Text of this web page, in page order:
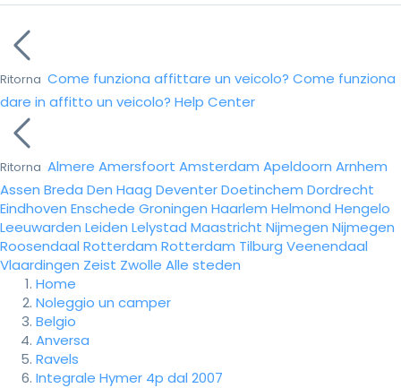
Ritorna Come funziona affittare un veicolo? Come funziona
dare in affitto un veicolo? Help Center
Ritorna Almere Amersfoort Amsterdam Apeldoorn Arnhem
Assen Breda Den Haag DeventerDoetinchem Dordrecht
Eindhoven Enschede Groningen Haarlem Helmond Hengelo
Leeuwarden Leiden Lelystad Maastricht Nijmegen Nijmegen
Roosendaal Rotterdam Rotterdam Tilburg Veenendaal
Vlaardingen Zeist Zwolle Alle steden
Home
Noleggio un camper
Belgio
Anversa
Ravels
Integrale Hymer 4p dal 2007